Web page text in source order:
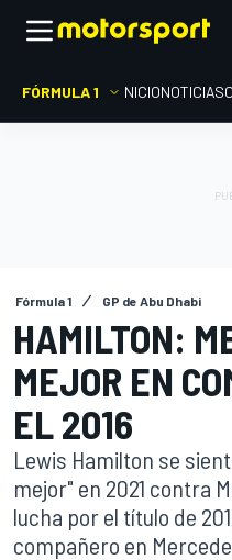
FÓRMULA 1 INICIONOTICIAS
Fórmula 1 GP de Abu Dhabi
HAMILTON:
MEJOR EN
EL 2016
Lewis Hamilton se
mejor" en 2021 contra
lucha por el título de
compañero en